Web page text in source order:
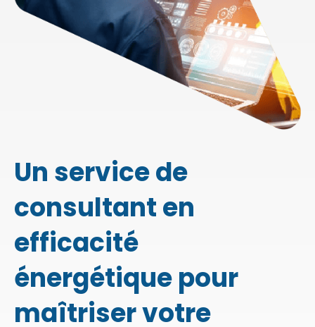
Un service de
consultant en
efficacité
énergétique pour
maîtriser votre